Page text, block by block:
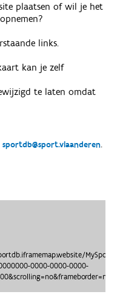
plaatsen of wil je het
links.
kan je zelf
te laten omdat
sportdb@sport.vlaanderen.
0000-0000-0000-